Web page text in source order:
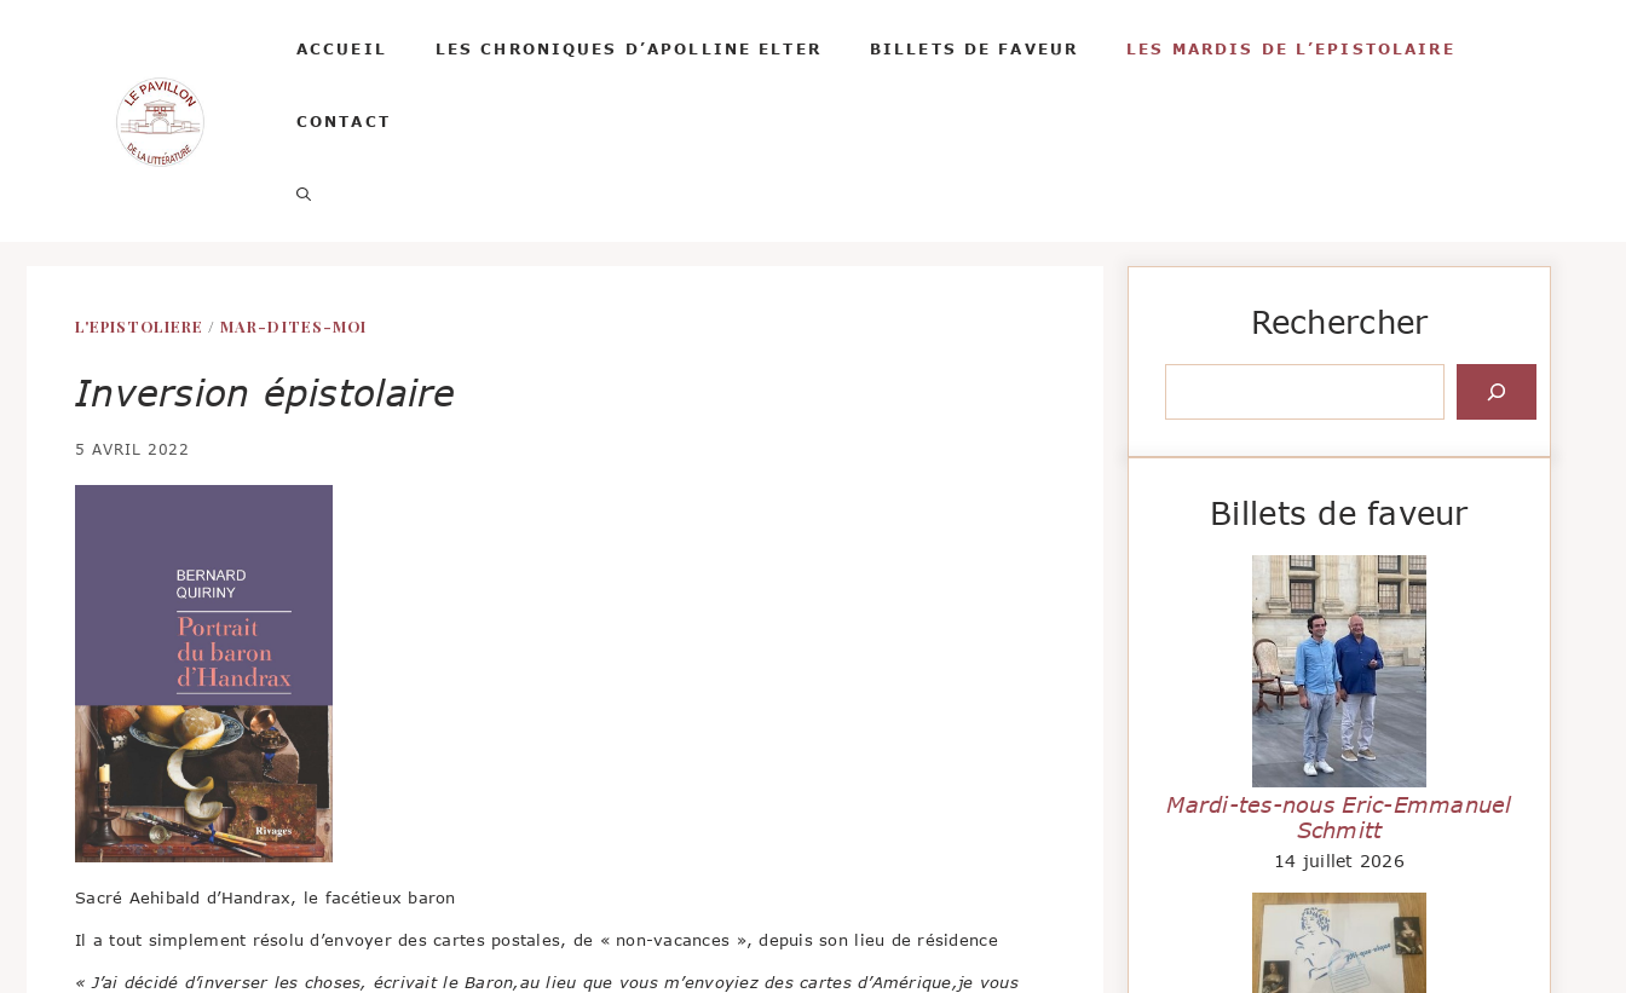
ACCUEIL LES CHRONIQUES D’APOLLINE ELTER BILLETS DE FAVEUR LES MARDIS DE L’EPISTOLAIRE
CONTACT
L'EPISTOLIERE /MAR-DITES-MOI
Inversion épistolaire
5 AVRIL 2022
Sacré Aehibald d’Handrax, le facétieux baron
Il a tout simplement résolu d’envoyer des cartes postales, de « non-vacances », depuis son lieu de résidence
« J’ai décidé d’inverser les choses, écrivait le Baron,au lieu que vous m’envoyiez des cartes d’Amérique,je vous
Rechercher
Billets de faveur
Mardi-tes-nous Eric-Emmanuel
Schmitt
14 juillet 2026